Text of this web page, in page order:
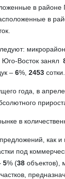
в
в
Юго-Восток занял
–6%,2453 сотки.
года, в
в
предложений,
под
5% (38 объектов),